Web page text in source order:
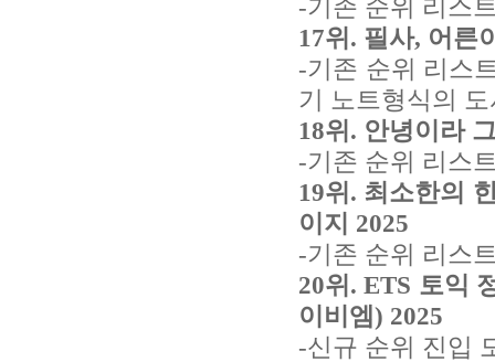
-기존 순위 리스
17위. 필사, 어른
-기존 순위 리스
기 노트형식의
18위. 안녕이라
-기존 순위 리스
19위. 최소한의
이지 2025
-기존 순위 리스
20위. ETS 토익
이비엠) 2025
-신규 순위 진입